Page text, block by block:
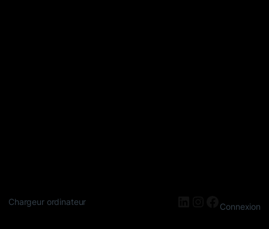
Chargeur ordinateur LinkedIn
Instagram
Connexion